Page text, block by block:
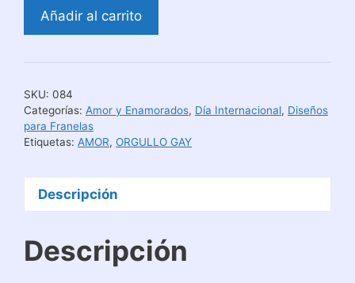
Diseños
Orgullo
para
Poleras
cantidad
Añadir al carrito
SKU: 084
Categorías: Amor y Enamorados, Día Internacional, Diseños
para Franelas
Etiquetas: AMOR, ORGULLO GAY
Descripción
Descripción